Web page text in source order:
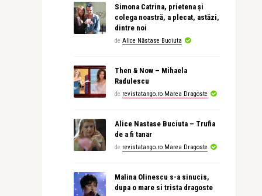
Simona Catrina, prietena și
colega noastră, a plecat, astăzi,
dintre noi
de Alice Năstase Buciuta
Then & Now – Mihaela
Radulescu
de revistatango.ro Marea Dragoste
Alice Nastase Buciuta – Trufia
de a fi tanar
de revistatango.ro Marea Dragoste
Malina Olinescu s-a sinucis,
dupa o mare si trista dragoste